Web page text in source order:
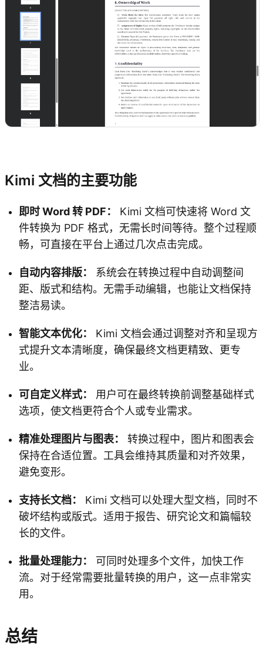
Kimi 文档的主要功能
即时 Word 转 PDF：
Kimi 文档可快速将 Word 文
件转换为 PDF 格式，无需长时间等待。整个过程顺
畅，可直接在平台上通过几次点击完成。
自动内容排版：
系统会在转换过程中自动调整间
距、版式和结构。无需手动编辑，也能让文档保持
整洁易读。
智能文本优化：
Kimi 文档会通过调整对齐和呈现方
式提升文本清晰度，确保最终文档更精致、更专
业。
可自定义样式：
用户可在最终转换前调整基础样式
选项，使文档更符合个人或专业需求。
精准处理图片与图表：
转换过程中，图片和图表会
保持在合适位置。工具会维持其质量和对齐效果，
避免变形。
支持长文档：
Kimi 文档可以处理大型文档，同时不
破坏结构或版式。适用于报告、研究论文和篇幅较
长的文件。
批量处理能力：
可同时处理多个文件，加快工作
流。对于经常需要批量转换的用户，这一点非常实
用。
总结